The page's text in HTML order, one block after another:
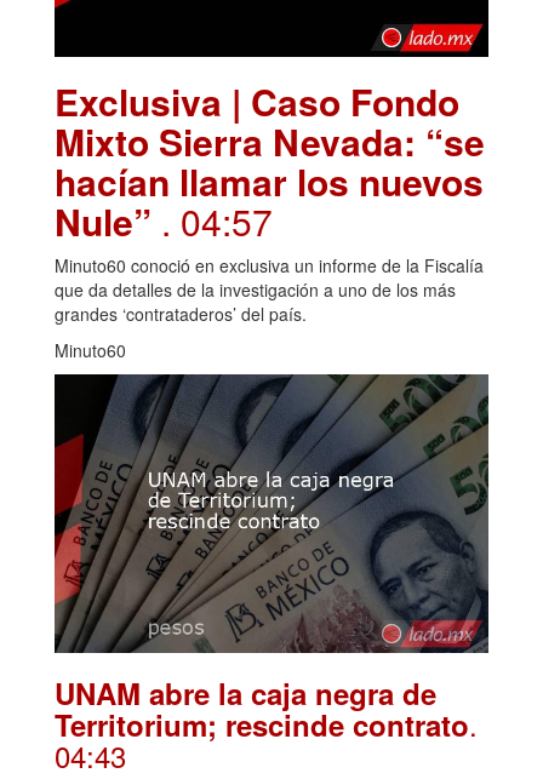
Exclusiva | Caso Fondo
Mixto Sierra Nevada: “se
hacían llamar los nuevos
Nule” . 04:57
Minuto60 conoció en exclusiva un informe de la Fiscalía
que da detalles de la investigación a uno de los más
grandes ‘contrataderos’ del país.
Minuto60
UNAM abre la caja negra de
Territorium; rescinde contrato.
04:43